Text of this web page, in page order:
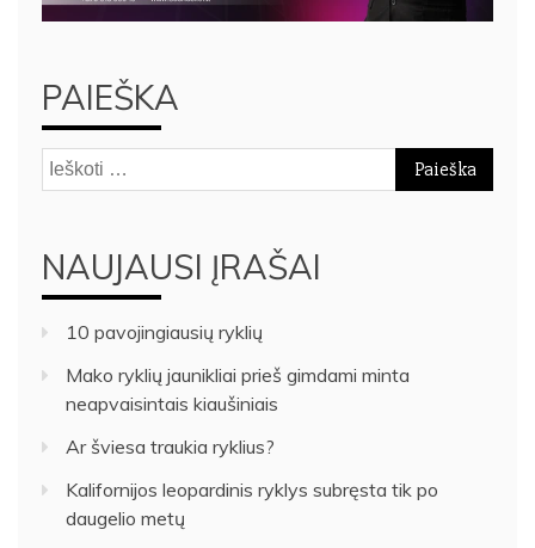
PAIEŠKA
Ieškoti:
NAUJAUSI ĮRAŠAI
10 pavojingiausių ryklių
Mako ryklių jaunikliai prieš gimdami minta
neapvaisintais kiaušiniais
Ar šviesa traukia ryklius?
Kalifornijos leopardinis ryklys subręsta tik po
daugelio metų